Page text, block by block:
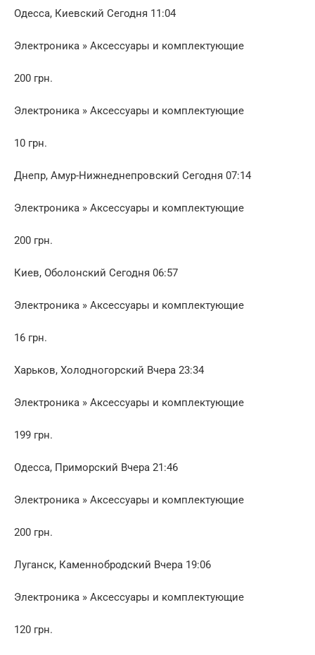
Одесса, Киевский Сегодня 11:04
Электроника » Аксессуары и комплектующие
200 грн.
Электроника » Аксессуары и комплектующие
10 грн.
Днепр, Амур-Нижнеднепровский Сегодня 07:14
Электроника » Аксессуары и комплектующие
200 грн.
Киев, Оболонский Сегодня 06:57
Электроника » Аксессуары и комплектующие
16 грн.
Харьков, Холодногорский Вчера 23:34
Электроника » Аксессуары и комплектующие
199 грн.
Одесса, Приморский Вчера 21:46
Электроника » Аксессуары и комплектующие
200 грн.
Луганск, Каменнобродский Вчера 19:06
Электроника » Аксессуары и комплектующие
120 грн.